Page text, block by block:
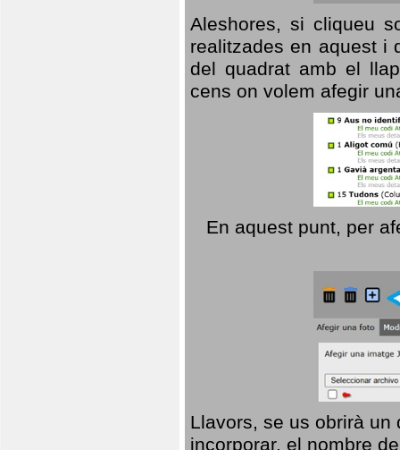
Aleshores, si cliqueu
realitzades en aquest i
del quadrat amb el
cens on volem afegir
En aquest punt, per
Llavors, se us obrirà
incorporar, el nombre